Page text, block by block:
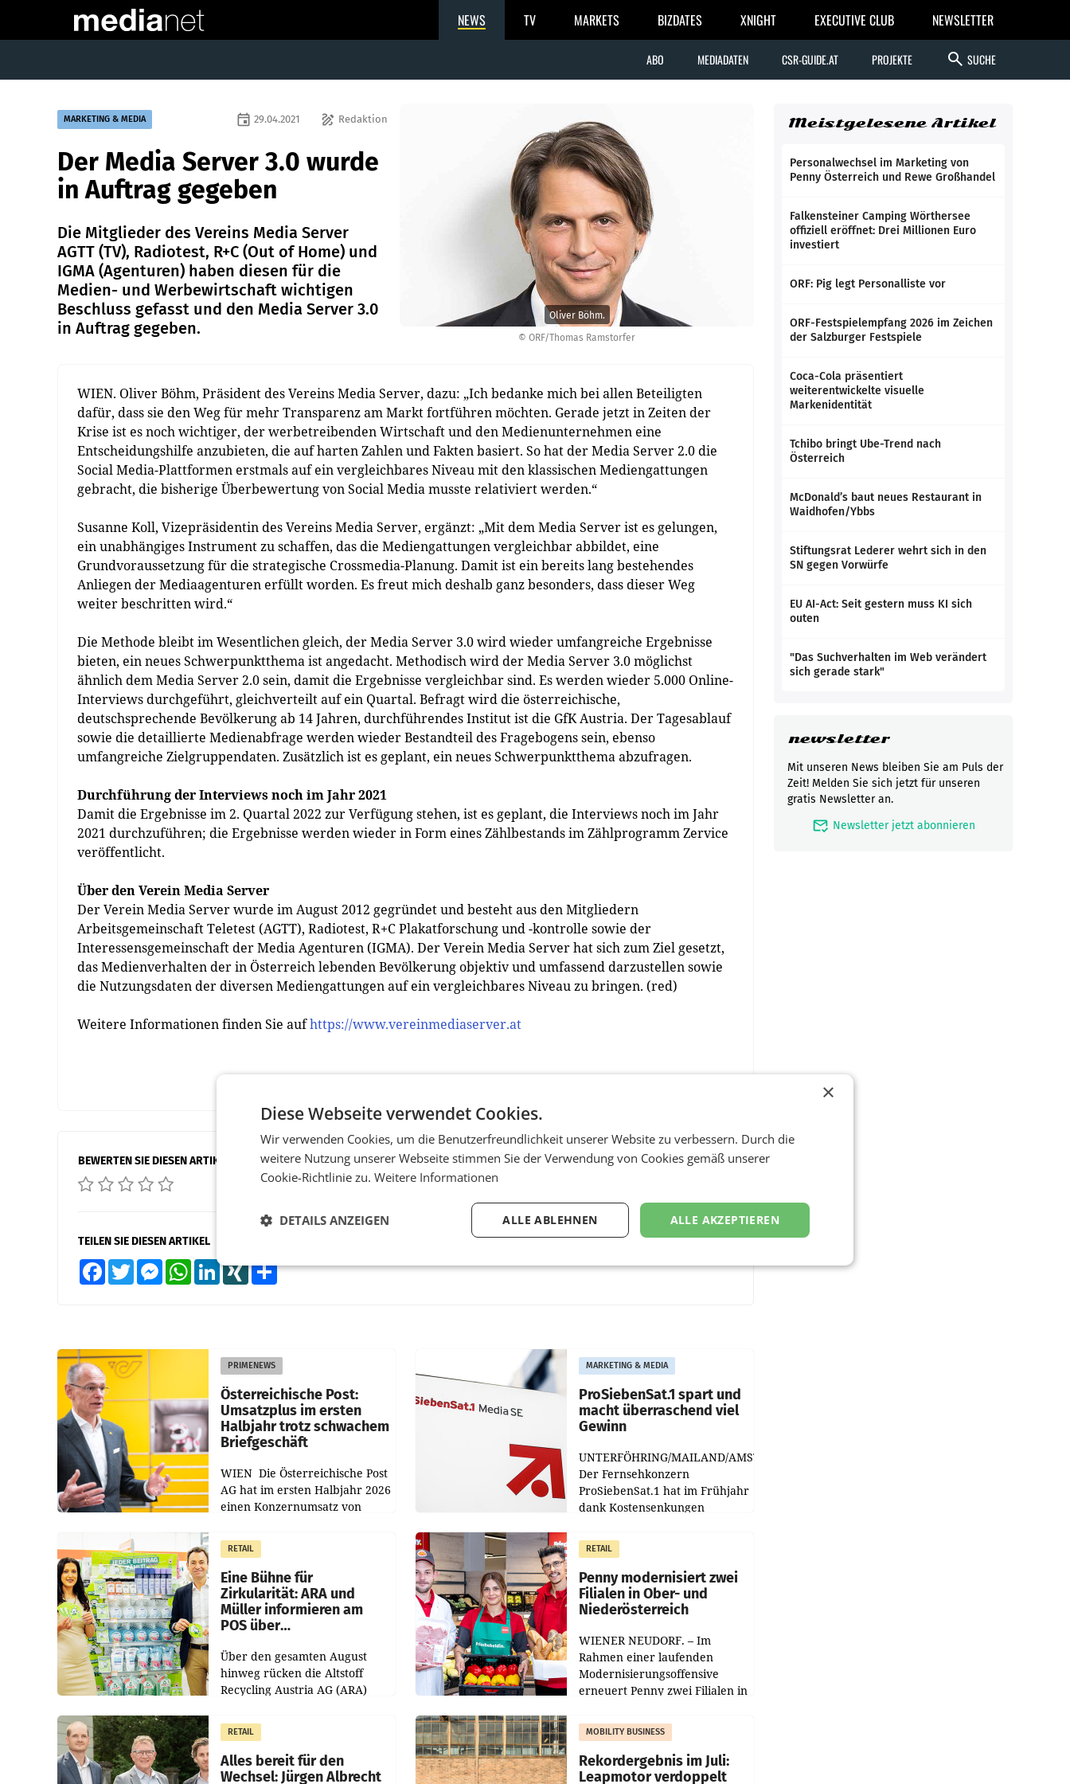
NEWS TV MARKETS BIZDATES XNIGHT EXECUTIVE CLUB NEWSLETTER
ABO MEDIADATEN CSR-GUIDE.AT PROJEKTE search SUCHE
© ORF/Thomas Ramstorfer
Oliver Böhm.
MARKETING & MEDIA draw Redaktion
event 29.04.2021
Der Media Server 3.0 wurde
in Auftrag gegeben
Die Mitglieder des Vereins Media Server
AGTT (TV), Radiotest, R+C (Out of Home) und
IGMA (Agenturen) haben diesen für die
Medien- und Werbewirtschaft wichtigen
Beschluss gefasst und den Media Server 3.0
in Auftrag gegeben.
WIEN. Oliver Böhm, Präsident des Vereins Media Server, dazu: „Ich bedanke mich bei allen Beteiligten
dafür, dass sie den Weg für mehr Transparenz am Markt fortführen möchten. Gerade jetzt in Zeiten der
Krise ist es noch wichtiger, der werbetreibenden Wirtschaft und den Medienunternehmen eine
Entscheidungshilfe anzubieten, die auf harten Zahlen und Fakten basiert. So hat der Media Server 2.0 die
Social Media-Plattformen erstmals auf ein vergleichbares Niveau mit den klassischen Mediengattungen
gebracht, die bisherige Überbewertung von Social Media musste relativiert werden.“
Susanne Koll, Vizepräsidentin des Vereins Media Server, ergänzt: „Mit dem Media Server ist es gelungen,
ein unabhängiges Instrument zu schaffen, das die Mediengattungen vergleichbar abbildet, eine
Grundvoraussetzung für die strategische Crossmedia-Planung. Damit ist ein bereits lang bestehendes
Anliegen der Mediaagenturen erfüllt worden. Es freut mich deshalb ganz besonders, dass dieser Weg
weiter beschritten wird.“
Die Methode bleibt im Wesentlichen gleich, der Media Server 3.0 wird wieder umfangreiche Ergebnisse
bieten, ein neues Schwerpunktthema ist angedacht. Methodisch wird der Media Server 3.0 möglichst
ähnlich dem Media Server 2.0 sein, damit die Ergebnisse vergleichbar sind. Es werden wieder 5.000 Online-
Interviews durchgeführt, gleichverteilt auf ein Quartal. Befragt wird die österreichische,
deutschsprechende Bevölkerung ab 14 Jahren, durchführendes Institut ist die GfK Austria. Der Tagesablauf
sowie die detaillierte Medienabfrage werden wieder Bestandteil des Fragebogens sein, ebenso
umfangreiche Zielgruppendaten. Zusätzlich ist es geplant, ein neues Schwerpunktthema abzufragen.
Durchführung der Interviews noch im Jahr 2021
Damit die Ergebnisse im 2. Quartal 2022 zur Verfügung stehen, ist es geplant, die Interviews noch im Jahr
2021 durchzuführen; die Ergebnisse werden wieder in Form eines Zählbestands im Zählprogramm Zervice
veröffentlicht.
Über den Verein Media Server
Der Verein Media Server wurde im August 2012 gegründet und besteht aus den Mitgliedern
Arbeitsgemeinschaft Teletest (AGTT), Radiotest, R+C Plakatforschung und -kontrolle sowie der
Interessensgemeinschaft der Media Agenturen (IGMA). Der Verein Media Server hat sich zum Ziel gesetzt,
das Medienverhalten der in Österreich lebenden Bevölkerung objektiv und umfassend darzustellen sowie
die Nutzungsdaten der diversen Mediengattungen auf ein vergleichbares Niveau zu bringen. (red)
Weitere Informationen finden Sie aufhttps://www.vereinmediaserver.at
BEWERTEN SIE DIESEN ARTIKEL
TEILEN SIE DIESEN ARTIKEL
FacebookTwitter MessengerWhatsAppLinkedInXING Teilen
PRIMENEWS
Österreichische Post:
Umsatzplus im ersten
Halbjahr trotz schwachem
Briefgeschäft
WIEN Die Österreichische Post
AG hat im ersten Halbjahr 2026
einen Konzernumsatz von
erwirtschaftet, was einem Plus
von 3,8 Prozent gegenüber
dem Vergleichszeitraum
MARKETING & MEDIA
ProSiebenSat.1 spart und
macht überraschend viel
Gewinn
UNTERFÖHRING/MAILAND/AMSTERDAM.
Der Fernsehkonzern
ProSiebenSat.1 hat im Frühjahr
dank Kostensenkungen
gemacht und die
Markterwartung deutlich
übertroffen.
RETAIL
Eine Bühne für
Zirkularität: ARA und
Müller informieren am
POS über
Über den gesamten August
hinweg rücken die Altstoff
Recycling Austria AG (ARA)
Müller die Initiative „Kreislauf-
Helden“ in allen
österreichischen Müller-Filialen
RETAIL
Penny modernisiert zwei
Filialen in Ober- und
Niederösterreich
WIENER NEUDORF. – Im
Rahmen einer laufenden
Modernisierungsoffensive
erneuert Penny zwei Filialen in
Die beiden Standorte liegen in
Haag sowie im rund
RETAIL
Alles bereit für den
Wechsel: Jürgen Albrecht
MOBILITY BUSINESS
Rekordergebnis im Juli:
Leapmotor verdoppelt
Meistgelesene Artikel
Personalwechsel im Marketing von
Penny Österreich und Rewe Großhandel
Falkensteiner Camping Wörthersee
offiziell eröffnet: Drei Millionen Euro
investiert
ORF: Pig legt Personalliste vor
ORF-Festspielempfang 2026 im Zeichen
der Salzburger Festspiele
Coca-Cola präsentiert
weiterentwickelte visuelle
Markenidentität
Tchibo bringt Ube-Trend nach
Österreich
McDonald’s baut neues Restaurant in
Waidhofen/Ybbs
Stiftungsrat Lederer wehrt sich in den
SN gegen Vorwürfe
EU AI-Act: Seit gestern muss KI sich
outen
"Das Suchverhalten im Web verändert
sich gerade stark"
newsletter
Mit unseren News bleiben Sie am Puls der
Zeit! Melden Sie sich jetzt für unseren
gratis Newsletter an.
mark_email_read Newsletter jetzt abonnieren
×
Diese Webseite verwendet Cookies.
Wir verwenden Cookies, um die Benutzerfreundlichkeit unserer Website zu verbessern. Durch die
weitere Nutzung unserer Webseite stimmen Sie der Verwendung von Cookies gemäß unserer
Cookie-Richtlinie zu. Weitere Informationen
ALLE AKZEPTIEREN
ALLE ABLEHNEN
DETAILS ANZEIGEN